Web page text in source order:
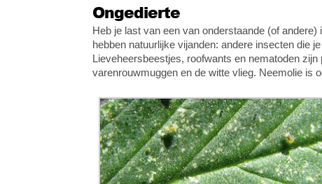
Ongedierte
Heb je last van een van onderstaande (of
hebben natuurlijke vijanden: andere insecten die
Lieveheersbeestjes, roofwants en nematoden
varenrouwmuggen en de witte vlieg. Neemolie is